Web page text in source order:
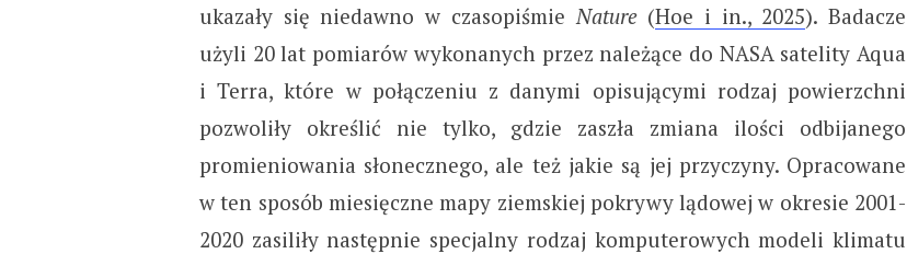
ukazały się niedawno w czasopiśmie Nature (Hoe i in., 2025). Badacze
użyli 20 lat pomiarów wykonanych przez należące do NASA satelity Aqua
i Terra, które w połączeniu z danymi opisującymi rodzaj powierzchni
pozwoliły określić nie tylko, gdzie zaszła zmiana ilości odbijanego
promieniowania słonecznego, ale też jakie są jej przyczyny. Opracowane
w ten sposób miesięczne mapy ziemskiej pokrywy lądowej w okresie 2001-
2020 zasiliły następnie specjalny rodzaj komputerowych modeli klimatu